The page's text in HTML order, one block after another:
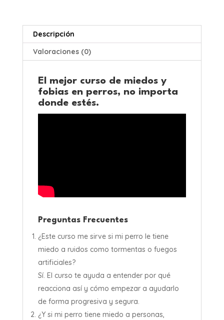
cantidad
Descripción
Valoraciones (0)
El mejor curso de miedos y
fobias en perros, no importa
donde estés.
Preguntas Frecuentes
¿Este curso me sirve si mi perro le tiene
miedo a ruidos como tormentas o fuegos
artificiales?
Sí. El curso te ayuda a entender por qué
reacciona así y cómo empezar a ayudarlo
de forma progresiva y segura.
¿Y si mi perro tiene miedo a personas,